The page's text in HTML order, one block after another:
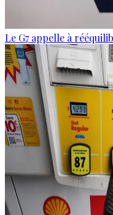
Le G7 appelle à